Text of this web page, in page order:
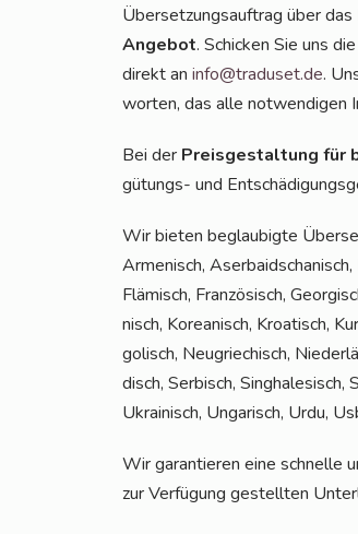
Über­set­zungs­auf­trag über
Ange­bot. Schi­cken Sie uns
direkt an info@traduset.de.
wor­ten, das alle not­wen­di­gen
Bei der Preis­ge­stal­tung für
gü­tungs- und
Wir bie­ten beglau­big­te
Arme­nisch, Aser­bai­dscha­nisch,
Flä­misch, Fran­zö­sisch,
nisch, Korea­nisch, Kroa­tisch,
go­lisch, Neu­grie­chisch,
disch, Ser­bisch, Sin­gha­le­sisch,
Ukrai­nisch, Unga­risch, Urdu,
Wir garan­tie­ren eine schnel­le
zur Ver­fü­gung gestell­ten